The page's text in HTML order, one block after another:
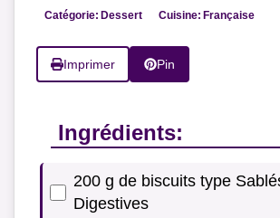
Catégorie: Dessert Cuisine: Française
Imprimer Pin
Ingrédients:
200 g de biscuits type
Digestives